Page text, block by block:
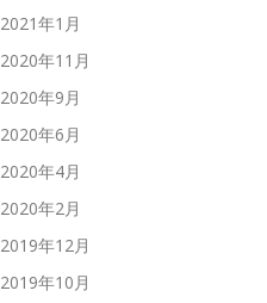
2021年1月
2020年11月
2020年9月
2020年6月
2020年4月
2020年2月
2019年12月
2019年10月